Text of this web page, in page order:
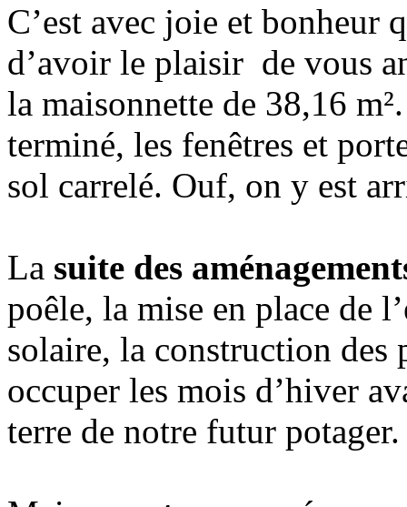
C’est avec joie et bonheur
d’avoir le plaisir de vous
la maisonnette de 38,16
terminé, les fenêtres et
sol carrelé. Ouf, on y est
La suite des
poêle, la mise en place de
solaire, la construction
occuper les mois d’hiver
terre de notre futur potager.